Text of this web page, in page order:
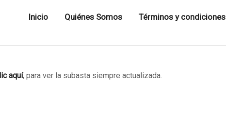
Inicio Quiénes Somos Términos y condiciones
aquí, para ver la subasta siempre actualizada.